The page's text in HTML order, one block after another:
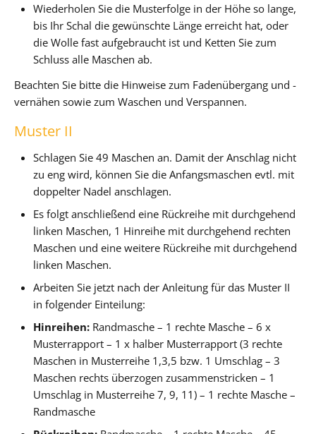
Wiederholen Sie die Musterfolge in der Höhe so lange,
bis Ihr Schal die gewünschte Länge erreicht hat, oder
die Wolle fast aufgebraucht ist und Ketten Sie zum
Schluss alle Maschen ab.
Beachten Sie bitte die Hinweise zum Fadenübergang und -
vernähen sowie zum Waschen und Verspannen.
Muster II
Schlagen Sie 49 Maschen an. Damit der Anschlag nicht
zu eng wird, können Sie die Anfangsmaschen evtl. mit
doppelter Nadel anschlagen.
Es folgt anschließend eine Rückreihe mit durchgehend
linken Maschen, 1 Hinreihe mit durchgehend rechten
Maschen und eine weitere Rückreihe mit durchgehend
linken Maschen.
Arbeiten Sie jetzt nach der Anleitung für das Muster II
in folgender Einteilung:
Hinreihen: Randmasche – 1 rechte Masche – 6 x
Musterrapport – 1 x halber Musterrapport (3 rechte
Maschen in Musterreihe 1,3,5 bzw. 1 Umschlag – 3
Maschen rechts überzogen zusammenstricken – 1
Umschlag in Musterreihe 7, 9, 11) – 1 rechte Masche –
Randmasche